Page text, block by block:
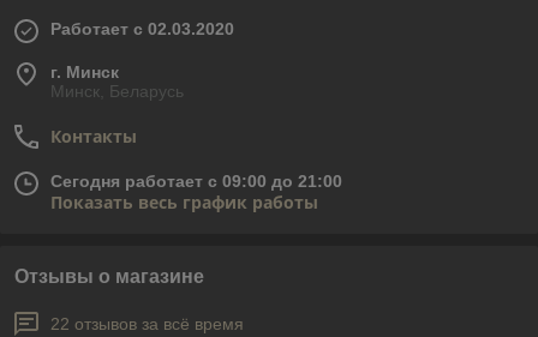
Работает с 02.03.2020
г. Минск
Минск, Беларусь
Контакты
Сегодня работает с 09:00 до 21:00
Показать весь график работы
Отзывы о магазине
22 отзывов за всё время